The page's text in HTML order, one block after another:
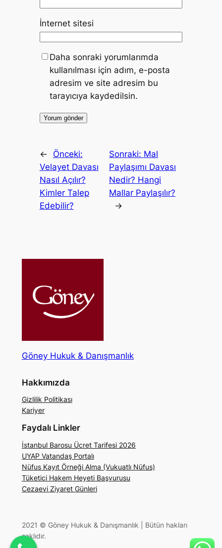
İnternet sitesi
Daha sonraki yorumlarımda
kullanılması için adım, e-posta
adresim ve site adresim bu
tarayıcıya kaydedilsin.
←
Önceki:
Velayet Davası
Nasıl Açılır?
Kimler Talep
Edebilir?
Sonraki: Mal
Paylaşımı Davası
Nedir? Hangi
Mallar Paylaşılır?
→
Göney Hukuk & Danışmanlık
Hakkımızda
Gizlilik Politikası
Kariyer
Faydalı Linkler
İstanbul Barosu Ücret Tarifesi 2026
UYAP Vatandaş Portalı
Nüfus Kayıt Örneği Alma (Vukuatlı Nüfus)
Tüketici Hakem Heyeti Başvurusu
Cezaevi Ziyaret Günleri
2021 © Göney Hukuk & Danışmanlık | Bütün hakları
saklıdır.